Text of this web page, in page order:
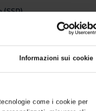
Informazioni sui cookie
come i cookie per